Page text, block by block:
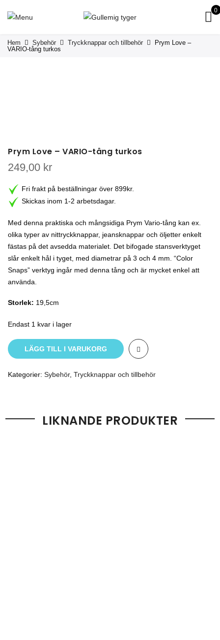
0
Hem Sybehör Tryckknappar och tillbehör
Prym Love –
VARIO-tång turkos
Prym Love – VARIO-tång turkos
249,00 kr
Fri frakt på beställningar över 899kr.
Skickas inom 1-2 arbetsdagar.
Med denna praktiska och mångsidiga Prym Vario-tång kan ex.
olika typer av nittryckknappar, jeansknappar och öljetter enkelt
fästas på det avsedda materialet. Det bifogade stansverktyget
slår enkelt hål i tyget, med diametrar på 3 och 4 mm. “Color
Snaps” verktyg ingår med denna tång och är mycket enkel att
använda.
Storlek: 19,5cm
Endast 1 kvar i lager
LÄGG TILL I VARUKORG
Kategorier: Sybehör, Tryckknappar och tillbehör
LIKNANDE PRODUKTER